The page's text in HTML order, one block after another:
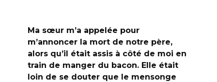
Ma sœur m’a appelée pour
m’annoncer la mort de notre père,
alors qu’il était assis à côté de moi en
train de manger du bacon. Elle était
loin de se douter que le mensonge